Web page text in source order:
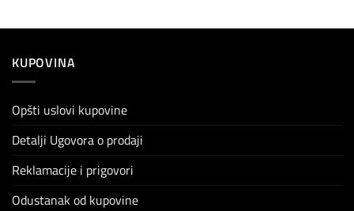
KUPOVINA
Opšti uslovi kupovine
Detalji Ugovora o prodaji
Reklamacije i prigovori
Odustanak od kupovine